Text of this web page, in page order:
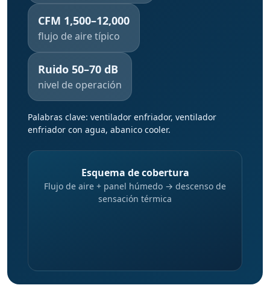
CFM 1,500–12,000
flujo de aire típico
Ruido 50–70 dB
nivel de operación
Palabras clave: ventilador enfriador, ventilador
enfriador con agua, abanico cooler.
Esquema de cobertura
Flujo de aire + panel húmedo → descenso de
sensación térmica